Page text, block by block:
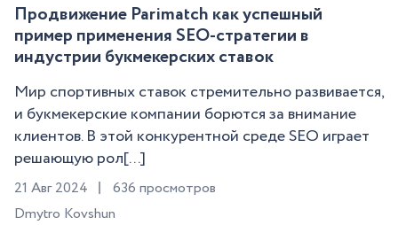
Продвижение Parimatch как успешный
пример применения SEO-стратегии в
индустрии букмекерских ставок
Мир спортивных ставок стремительно развивается,
и букмекерские компании борются за внимание
клиентов. В этой конкурентной среде SEO играет
решающую рол[...]
21 Авг 2024
636 просмотров
Dmytro Kovshun